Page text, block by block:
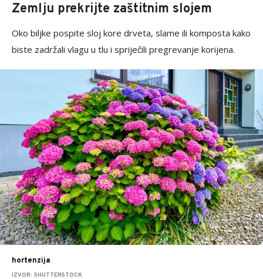
Zemlju prekrijte zaštitnim slojem
Oko biljke pospite sloj kore drveta, slame ili komposta kako
biste zadržali vlagu u tlu i spriječili pregrevanje korijena.
hortenzija
IZVOR: SHUTTERSTOCK